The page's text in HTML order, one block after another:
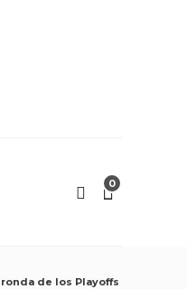
0
de los Playoffs